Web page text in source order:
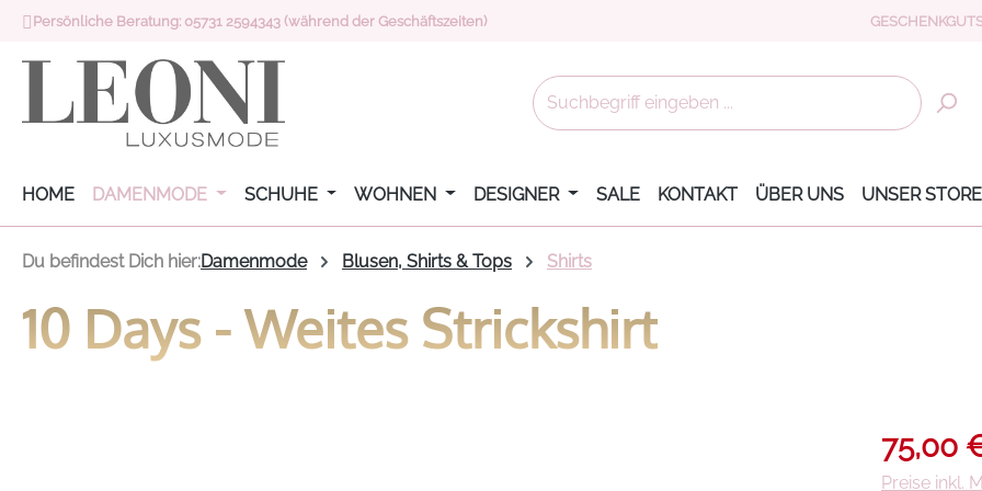
Hauptinhalt springen
Zur Suche springen
Zur Hauptnavigation springen
Persönliche Beratung: 05731 2594343 (während der Geschäftszeiten)
HOME DAMENMODE SCHUHE WOHNEN DESIGNER SALE KONTAKT ÜBER UNS UNSER STORE
Du befindest Dich hier:Damenmode Blusen, Shirts & Tops Shirts
10 Days - Weites Strickshirt
75,00
Preise inkl.